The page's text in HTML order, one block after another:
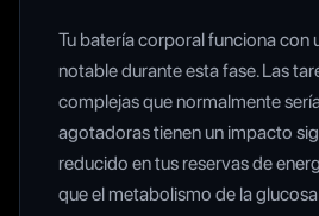
Tu batería corporal funciona con
notable durante esta fase. Las
complejas que normalmente
agotadoras tienen un impacto
reducido en tus reservas de
que el metabolismo de la